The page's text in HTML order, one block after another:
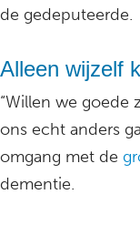
de gedeputeerde.
Alleen wijzelf
“Willen we goede
ons echt anders
omgang met de
dementie.